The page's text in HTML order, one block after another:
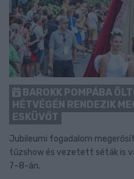
BAROKK POMPÁBA
HÉTVÉGÉN RENDEZIK
ESKÜVŐT
Jubileumi fogadalom
tűzshow és vezetett séták is
7–8-án.